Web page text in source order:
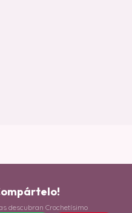
descubran Crochetísimo